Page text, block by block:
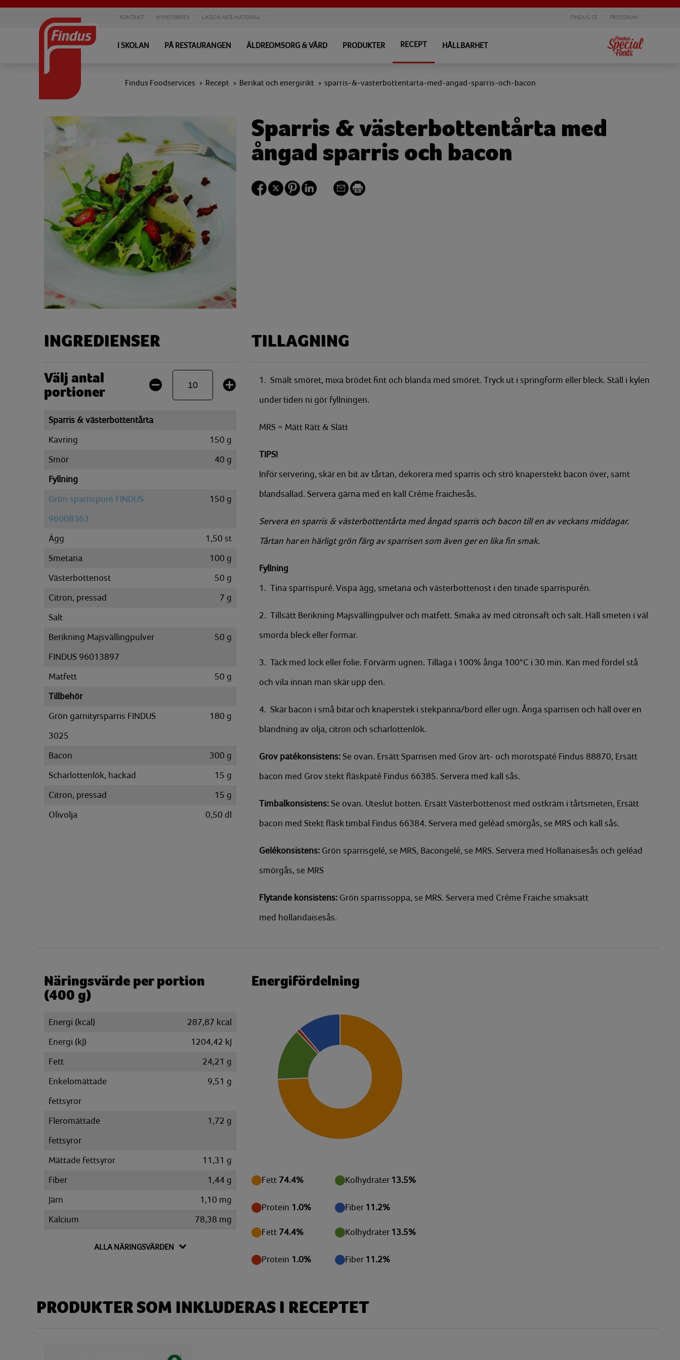
KONTAKT NYHETSBREV LADDA NER MATERIAL FINDUS.SE PRESSRUM
I SKOLAN PÅ RESTAURANGEN ÄLDREOMSORG & VÅRD PRODUKTER RECEPT HÅLLBARHET
Findus Foodservices > Recept > Berikat och energirikt > sparris-&-vasterbottentarta-med-angad-sparris-och-bacon
Sparris & västerbottentårta med
ångad sparris och bacon
INGREDIENSER
Välj antal
portioner
Sparris & västerbottentårta
Kavring
150 g
Smör
40 g
Fyllning
Grön sparrispuré FINDUS
96008363
150 g
Ägg 1,50 st
Smetana
100 g
Västerbottenost
50 g
Citron, pressad
7 g
Salt
Berikning Majsvällingpulver
FINDUS 96013897
50 g
Matfett 50 g
Tillbehör
Grön garnityrsparris FINDUS
3025
180 g
Bacon 300 g
Scharlottenlök, hackad
15 g
Citron, pressad
15 g
Olivolja
0,50 dl
TILLAGNING
1. Smält smöret, mixa brödet fint och blanda med smöret. Tryck ut i springform eller bleck. Ställ i kylen
under tiden ni gör fyllningen.
MRS = Mätt Rätt & Slätt
TIPS!
Inför servering, skär en bit av tårtan, dekorera med sparris och strö knaperstekt bacon över, samt
blandsallad. Servera gärna med en kall Créme fraichesås.
Servera en sparris & västerbottentårta med ångad sparris och bacon till en av veckans middagar.
Tårtan har en härligt grön färg av sparrisen som även ger en lika fin smak.
Fyllning
1. Tina sparrispuré. Vispa ägg, smetana och västerbottenost i den tinade sparrispurén.
2. Tillsätt Berikning Majsvällingpulver och matfett. Smaka av med citronsaft och salt. Häll smeten i väl
smorda bleck eller formar.
3. Täck med lock eller folie. Förvärm ugnen. Tillaga i 100% ånga 100°C i 30 min. Kan med fördel stå
och vila innan man skär upp den.
4. Skär bacon i små bitar och knaperstek i stekpanna/bord eller ugn. Ånga sparrisen och häll över en
blandning av olja, citron och scharlottenlök.
Grov patékonsistens: Se ovan. Ersätt Sparrisen med Grov ärt- och morotspaté Findus 88870, Ersätt
bacon med Grov stekt fläskpaté Findus 66385. Servera med kall sås.
Timbalkonsistens: Se ovan. Uteslut botten. Ersätt Västerbottenost med ostkräm i tårtsmeten, Ersätt
bacon med Stekt fläsk timbal Findus 66384. Servera med geléad smörgås, se MRS och kall sås.
Gelékonsistens: Grön sparrisgelé, se MRS, Bacongelé, se MRS. Servera med Hollanaisesås och geléad
smörgås, se MRS
Flytande konsistens: Grön sparrissoppa, se MRS. Servera med Créme Fraiche smaksatt
med hollandaisesås.
Näringsvärde per portion
(400 g)
Energi (kcal)
287,87 kcal
Energi (kJ)
1204,42 kJ
Fett
24,21 g
Enkelomättade
fettsyror
9,51 g
Fleromättade
fettsyror
1,72 g
Mättade fettsyror
11,31 g
Fiber
1,44 g
Järn
1,10 mg
Kalcium
78,38 mg
ALLA NÄRINGSVÄRDEN
Energifördelning
Fett 74.4% Kolhydrater 13.5%
Protein 1.0% Fiber 11.2%
Fett 74.4% Kolhydrater 13.5%
Protein 1.0% Fiber 11.2%
PRODUKTER SOM INKLUDERAS I RECEPTET